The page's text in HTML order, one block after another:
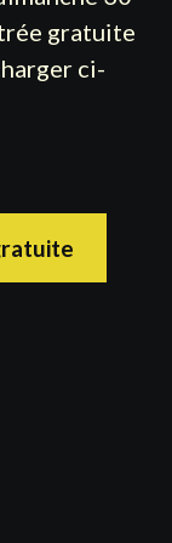
gratuite
ci-